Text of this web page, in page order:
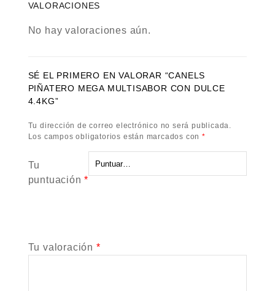
VALORACIONES
No hay valoraciones aún.
SÉ EL PRIMERO EN VALORAR “CANELS
PIÑATERO MEGA MULTISABOR CON DULCE
4.4KG”
Tu dirección de correo electrónico no será publicada.
Los campos obligatorios están marcados con *
Tu
puntuación*
Tu valoración *